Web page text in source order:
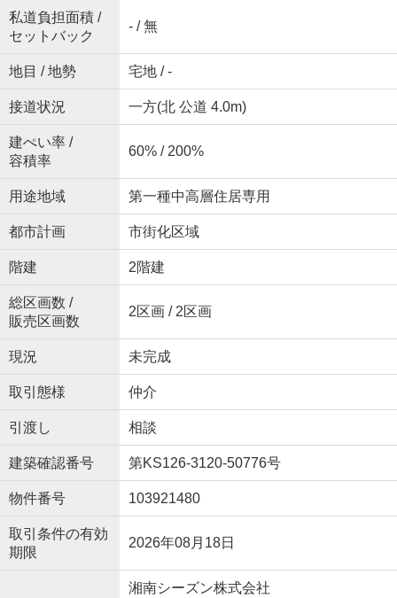
私道負担面積 /
セットバック
- / 無
地目 / 地勢 宅地 / -
接道状況 一方(北 公道 4.0m)
建ぺい率 /
容積率
60% / 200%
用途地域 第一種中高層住居専用
都市計画 市街化区域
階建 2階建
総区画数 /
販売区画数
2区画 / 2区画
現況 未完成
取引態様 仲介
引渡し 相談
建築確認番号 第KS126-3120-50776号
物件番号 103921480
取引条件の有効
期限
2026年08月18日
湘南シーズン株式会社